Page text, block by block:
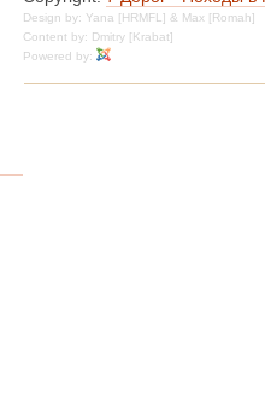
Design by: Yana [HRMFL] & Max [Romah]
Content by: Dmitry [Krabat]
Powered by: